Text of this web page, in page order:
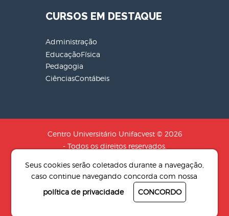
CURSOS EM DESTAQUE
Administração
EducaçãoFísica
Pedagogia
CiênciasContábeis
Centro Universitário Unifacvest © 2026
- Todos os direitos reservados.
Social: SOCIEDADE DE EDUCACAO N.S
AUXILIADORA LTDA
Desenvolvido por4Pix - Agência de
Seus cookies serão coletados durante a navegação,
caso continue navegando concorda com nossa
política de privacidade
CONCORDO